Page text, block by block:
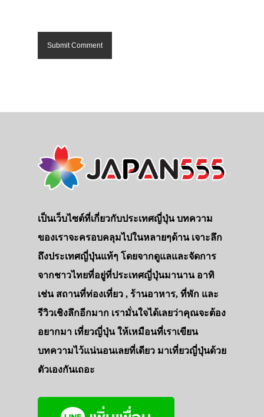
เป็นเว็บไซต์ที่เกี่ยวกับประเทศญี่ปุ่น บทความ
ของเราจะครอบคลุมไปในหลายๆด้าน เจาะลึก
ถึงประเทศญี่ปุ่นแท้ๆ โดยจากดูแลและจัดการ
จากชาวไทยที่อยู่ที่ประเทศญี่ปุ่นมานาน อาทิ
เช่น สถานที่ท่องเที่ยว , ร้านอาหาร, ที่พัก และ
รีวิวเชิงลึกอีกมาก เรามั่นใจได้เลยว่าคุณจะต้อง
อยากมา เที่ยวญี่ปุ่น ให้เหมือนที่เราเขียน
บทความไว้แน่นอนเลยที่เดียว มาเที่ยวญี่ปุ่นด้วย
ตัวเองกันเถอะ